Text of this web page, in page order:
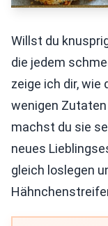
Willst du
die jedem
zeige ich dir,
wenigen
machst du sie
neues
gleich loslegen